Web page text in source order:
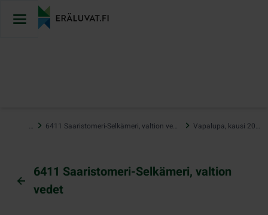
sisältöön
6411 Saaristomeri-Selkämeri, valtion vedet Vapalupa, kausi 2026
6411 Saaristomeri-Selkämeri, valtion
vedet